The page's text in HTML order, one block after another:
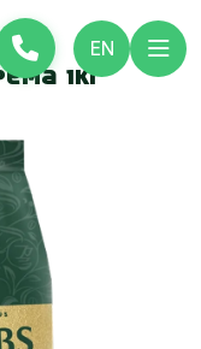
EN
1кг